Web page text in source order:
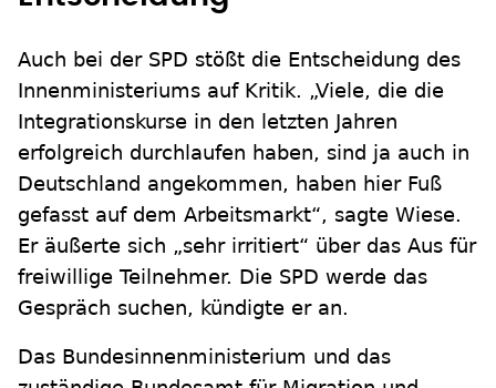
Auch bei der SPD stößt die Entscheidung des
Innenministeriums auf Kritik. „Viele, die die
Integrationskurse in den letzten Jahren
erfolgreich durchlaufen haben, sind ja auch in
Deutschland angekommen, haben hier Fuß
gefasst auf dem Arbeitsmarkt“, sagte Wiese.
Er äußerte sich „sehr irritiert“ über das Aus für
freiwillige Teilnehmer. Die SPD werde das
Gespräch suchen, kündigte er an.
Das Bundesinnenministerium und das